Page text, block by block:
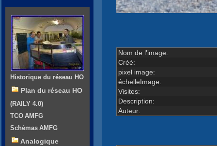
Nom de l'image:
Créé:
pixel image:
échelleImage:
Visites:
Description:
Auteur:
Historique du réseau HO
Plan du réseau HO
(RAILY 4.0)
TCO AMFG
Schémas AMFG
Analogique